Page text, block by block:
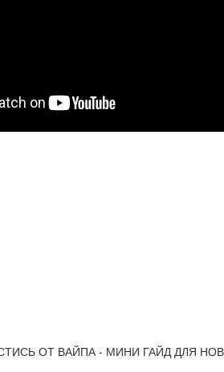
ОТ ВАЙПА - МИНИ ГАЙД ДЛЯ